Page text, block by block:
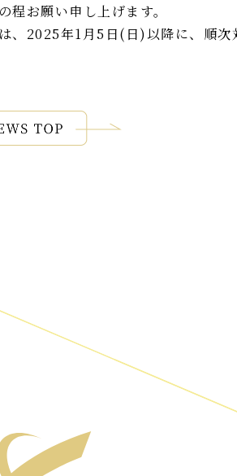
お願い申し上げます。
2025年1月5日(日)以降に、順次